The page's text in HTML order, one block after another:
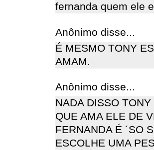
fernanda quem ele
Anônimo disse...
É MESMO TONY
AMAM.
Anônimo disse...
NADA DISSO
QUE AMA ELE DE
FERNANDA É ´SO
ESCOLHE UMA